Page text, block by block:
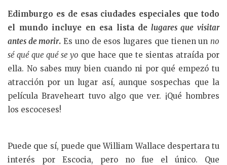
Edimburgo es de esas ciudades especiales que todo
el mundo incluye en esa lista de lugares que visitar
antes de morir. Es uno de esos lugares que tienen un no
sé qué que qué se yo que hace que te sientas atraída por
ella. No sabes muy bien cuando ni por qué empezó tu
atracción por un lugar así, aunque sospechas que la
película Braveheart tuvo algo que ver. ¡Qué hombres
los escoceses!
Puede que sí, puede que William Wallace despertara tu
interés por Escocia, pero no fue el único. Que